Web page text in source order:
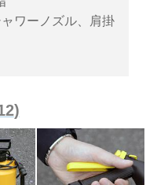
ワーノズル、肩掛